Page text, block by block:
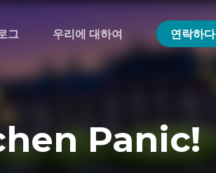
그 우리에 대하여 연락하다
Panic!